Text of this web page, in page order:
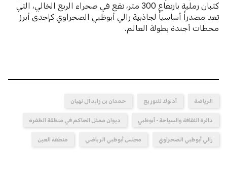
كثبان رملية بارتفاع 300 متر، تقع في صحراء الربع الخالي، التي
تعد مصدراً أساسياً لجاذبية رالي أبوظبي الصحراوي كإحدى أبرز
محطات أجندة بطولة العالم.
الرياضة أدنوك للتوزيع حمدان بن زايد آل نهيان
دائرة الثقافة والسياحة - أبوظبي ديوان ممثل الحاكم في منطقة الظفرة
رالي أبوظبي الصحراوي مجلس أبوظبي الرياضي منطقة العين